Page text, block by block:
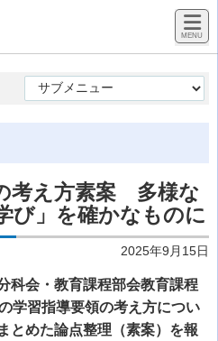
考え方素案 多様な
び」を確かなものに
2025年9月15日
科会・教育課程部会教育課程
学習指導要領の考え方につい
とめた論点整理（素案）を報